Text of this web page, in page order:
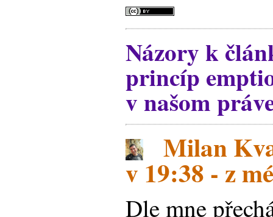
Názory k
princíp
v našom
Milan
v 19:38 - z
Dle mne